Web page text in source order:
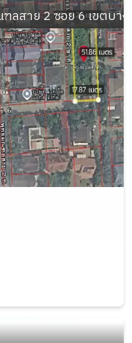
สาย 2 ซอย 6 เขตบา